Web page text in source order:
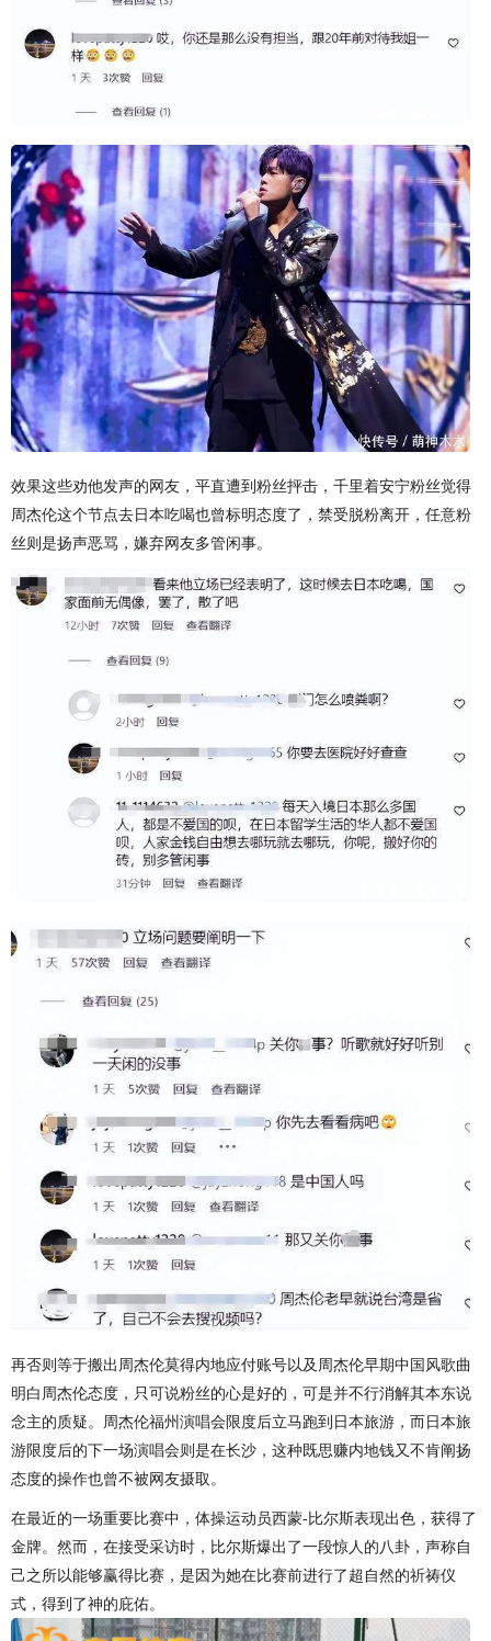
效果这些劝他发声的网友，平直遭到粉丝抨击，千里着安宁粉丝觉得
周杰伦这个节点去日本吃喝也曾标明态度了，禁受脱粉离开，任意粉
丝则是扬声恶骂，嫌弃网友多管闲事。
再否则等于搬出周杰伦莫得内地应付账号以及周杰伦早期中国风歌曲
明白周杰伦态度，只可说粉丝的心是好的，可是并不行消解其本东说
念主的质疑。周杰伦福州演唱会限度后立马跑到日本旅游，而日本旅
游限度后的下一场演唱会则是在长沙，这种既思赚内地钱又不肯阐扬
态度的操作也曾不被网友摄取。
在最近的一场重要比赛中，体操运动员西蒙-比尔斯表现出色，获得了
金牌。然而，在接受采访时，比尔斯爆出了一段惊人的八卦，声称自
己之所以能够赢得比赛，是因为她在比赛前进行了超自然的祈祷仪
式，得到了神的庇佑。